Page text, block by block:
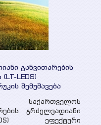
განვითარების
LEDS)
შემუშავება
საქართველოს
გრძელვადიანი
ეფექტური